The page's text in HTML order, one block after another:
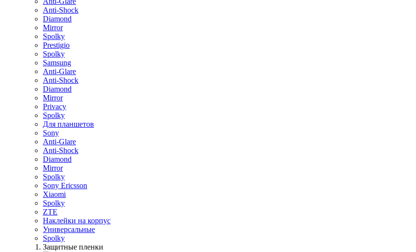
Anti-Shock
Diamond
Mirror
Spolky
Prestigio
Spolky
Samsung
Anti-Glare
Anti-Shock
Diamond
Mirror
Privacy
Spolky
Для планшетов
Sony
Anti-Glare
Anti-Shock
Diamond
Mirror
Spolky
Sony Ericsson
Xiaomi
Spolky
ZTE
Наклейки на корпус
Универсальные
Spolky
Защитные пленки